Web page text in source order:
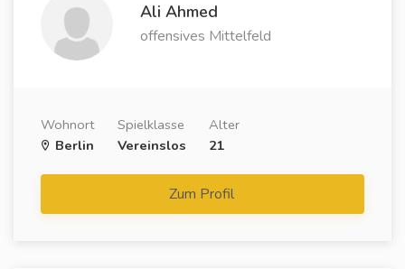
Ali Ahmed
offensives Mittelfeld
Wohnort
Berlin
Spielklasse
Vereinslos
Alter
21
Zum Profil